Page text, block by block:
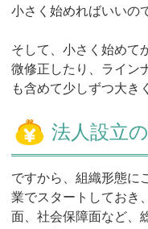
小さく始めればいいの
そして、小さく始めて
微修正したり、ライン
も含めて少しずつ大き
法人設立
ですから、組織形態に
業でスタートしておき
面、社会保障面など、